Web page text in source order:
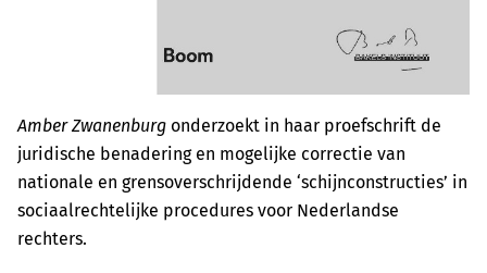
Amber Zwanenburg onderzoekt in haar proefschrift de
juridische benadering en mogelijke correctie van
nationale en grensoverschrijdende ‘schijnconstructies’ in
sociaalrechtelijke procedures voor Nederlandse
rechters.